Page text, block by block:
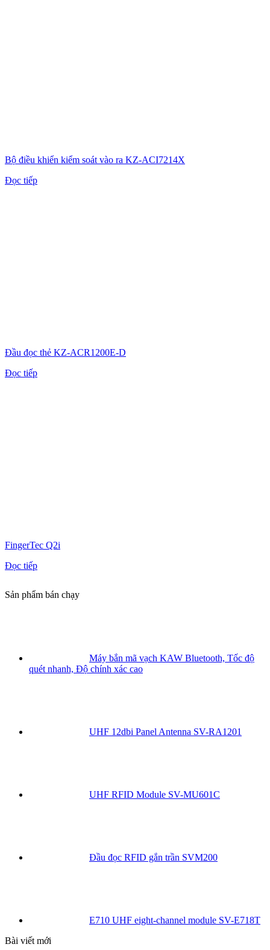
Bộ điều khiển kiểm soát vào ra KZ-ACI7214X
Đọc tiếp
Đầu đọc thẻ KZ-ACR1200E-D
Đọc tiếp
FingerTec Q2i
Đọc tiếp
Sản phẩm bán chạy
Máy bắn mã vạch KAW Bluetooth, Tốc độ
quét nhanh, Độ chính xác cao
UHF 12dbi Panel Antenna SV-RA1201
UHF RFID Module SV-MU601C
Đầu đọc RFID gắn trần SVM200
E710 UHF eight-channel module SV-E718T
Bài viết mới